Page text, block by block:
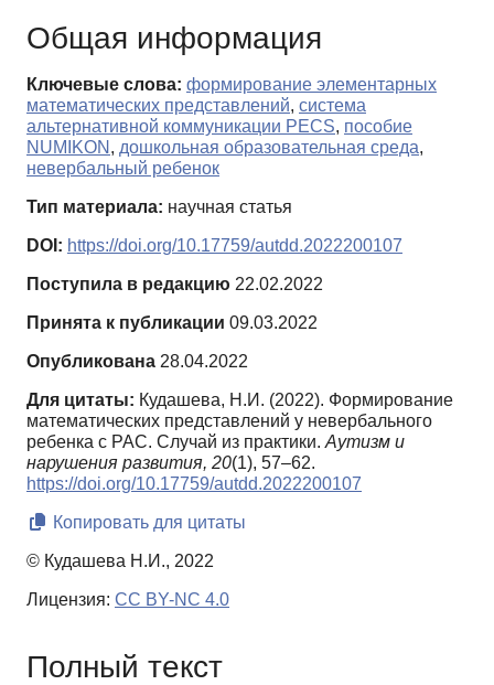
Общая информация
Ключевые слова: формирование элементарных
математических представлений, система
альтернативной коммуникации PECS, пособие
NUMIKON , дошкольная образовательная среда,
невербальный ребенок
Тип материала: научная статья
DOI: https://doi.org/10.17759/autdd.2022200107
Поступила в редакцию 22.02.2022
Принята к публикации 09.03.2022
Опубликована 28.04.2022
Для цитаты: Кудашева, Н.И. (2022). Формирование
математических представлений у невербального
ребенка с РАС. Случай из практики. Аутизм и
нарушения развития, 20(1), 57–62.
https://doi.org/10.17759/autdd.2022200107
Копировать для цитаты
© Кудашева Н.И., 2022
Лицензия: CC BY-NC 4.0
Полный текст